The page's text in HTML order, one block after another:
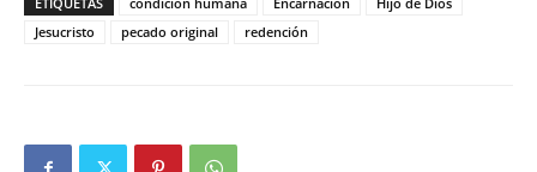
Jesucristo
pecado original redención